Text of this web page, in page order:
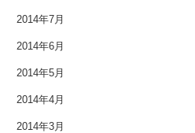
2014年7月
2014年6月
2014年5月
2014年4月
2014年3月